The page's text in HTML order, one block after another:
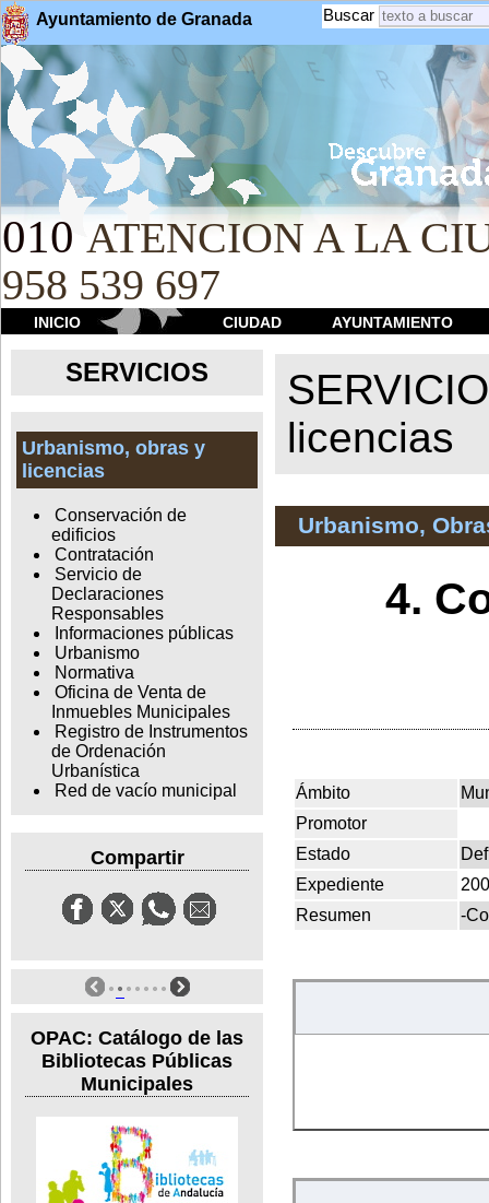
Ayuntamiento de Granada Buscar
010 ATENCION A LA
958 539 697
INICIO CIUDAD AYUNTAMIENTO
SERVICIOS
Urbanismo, obras y
licencias
Conservación de
edificios
Contratación
Servicio de
Declaraciones
Responsables
Informaciones públicas
Urbanismo
Normativa
Oficina de Venta de
Inmuebles Municipales
Registro de Instrumentos
de Ordenación
Urbanística
Red de vacío municipal
Compartir
OPAC: Catálogo de las
Bibliotecas Públicas
Municipales
licencias
Urbanismo,
4.
Ámbito
Promotor
Estado
Expediente
Resumen
-